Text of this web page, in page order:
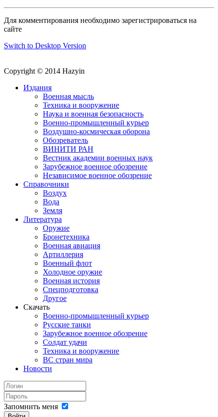
Для комментирования необходимо зарегистрироваться на
сайте
Switch to Desktop Version
Copyright © 2014 Hazyin
Издания
Военная мысль
Техника и вооружение
Наука и военная безопасность
Военно-промышленный курьер
Воздушно-космическая оборона
Обозреватель
ВИНИТИ РАН
Вестник академии военных наук
Зарубежное военное обозрение
Независимое военное обозрение
Справочники
Воздух
Вода
Земля
Литература
Оружие
Бронетехника
Военная авиация
Артиллерия
Военный флот
Холодное оружие
Военная история
Спецподготовка
Другое
Скачать
Военно-промышленный курьер
Русские танки
Зарубежное военное обозрение
Солдат удачи
Техника и вооружение
ВС стран мира
Новости
Запомнить меня